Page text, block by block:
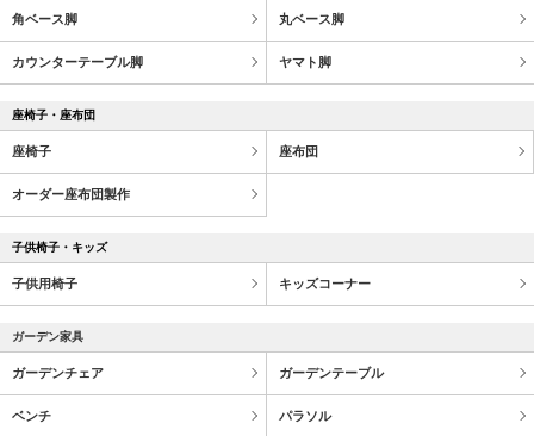
角ベース脚 丸ベース脚
カウンターテーブル脚 ヤマト脚
座椅子・座布団
座椅子 座布団
オーダー座布団製作
子供椅子・キッズ
子供用椅子 キッズコーナー
ガーデン家具
ガーデンチェア ガーデンテーブル
ベンチ パラソル